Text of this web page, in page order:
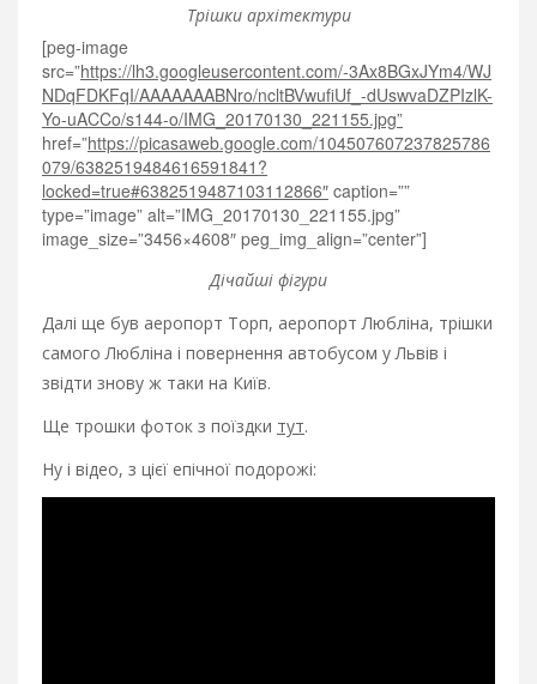
Трішки архітектури
[peg-image
src=”https://lh3.googleusercontent.com/-3Ax8BGxJYm4/WJ
NDqFDKFqI/AAAAAAABNro/ncltBVwufiUf_-dUswvaDZPIzlK-
Yo-uACCo/s144-o/IMG_20170130_221155.jpg”
href=”https://picasaweb.google.com/104507607237825786
079/6382519484616591841?
locked=true#6382519487103112866″ caption=””
type=”image” alt=”IMG_20170130_221155.jpg”
image_size=”3456×4608″ peg_img_align=”center”]
Дічайші фігури
Далі ще був аеропорт Торп, аеропорт Любліна, трішки
самого Любліна і повернення автобусом у Львів і
звідти знову ж таки на Київ.
Ще трошки фоток з поїздки тут.
Ну і відео, з цієї епічної подорожі: